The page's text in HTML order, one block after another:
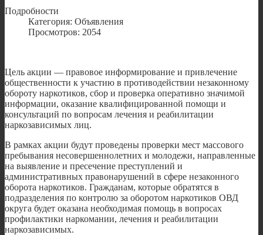
Подробности
Категория: Объявления
Просмотров: 2054
Цель акции — правовое информирование и привлечение
общественности к участию в противодействии незаконному
обороту наркотиков, сбор и проверка оперативно значимой
информации, оказание квалифицированной помощи и
консультаций по вопросам лечения и реабилитации
наркозависимых лиц.
В рамках акции будут проведены проверки мест массового
пребывания несовершеннолетних и молодежи, направленные
на выявление и пресечение преступлений и
административных правонарушений в сфере незаконного
оборота наркотиков. Гражданам, которые обратятся в
подразделения по контролю за оборотом наркотиков ОВД
округа будет оказана необходимая помощь в вопросах
профилактики наркомании, лечения и реабилитации
наркозависимых.